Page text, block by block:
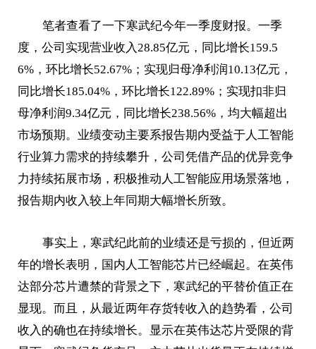
笔者查看了一下寒武纪今年一季度财报。一季
度，公司实现营业收入28.85亿元，同比增长159.5
6%，环比增长52.67%；实现归母净利润10.13亿元，
同比增长185.04%，环比增长122.89%；实现扣非归
母净利润9.34亿元，同比增长238.56%，均大幅超出
市场预期。业绩变动主要系报告期内受益于人工智能
行业算力需求的持续攀升，公司凭借产品的优异竞争
力持续拓展市场，积极推动人工智能应用场景落地，
报告期内收入较上年同期大幅增长所致。
事实上，寒武纪此前的业绩还是亏损的，但近两
年的增长表明，国内人工智能芯片已经崛起。在英伟
达部分芯片遭禁的背景之下，寒武纪的平替价值正在
显现。而且，从最近两年存货转收入的趋势看，公司
收入的确也在持续增长。显示在英伟达芯片受限的背